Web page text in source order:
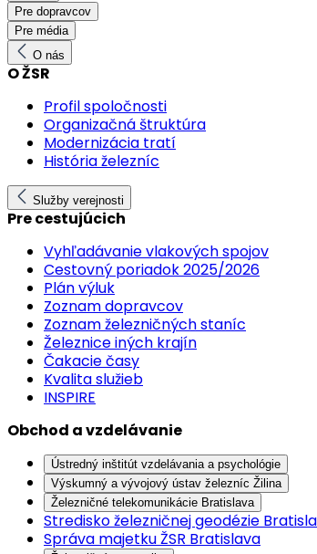
Pre dopravcov
Pre média
O nás
O ŽSR
Profil spoločnosti
Organizačná štruktúra
Modernizácia tratí
História železníc
Služby verejnosti
Pre cestujúcich
Vyhľadávanie vlakových spojov
Cestovný poriadok 2025/2026
Plán výluk
Zoznam dopravcov
Zoznam železničných staníc
Železnice iných krajín
Čakacie časy
Kvalita služieb
INSPIRE
Obchod a vzdelávanie
Ústredný inštitút vzdelávania a psychológie
Výskumný a vývojový ústav železníc Žilina
Železničné telekomunikácie Bratislava
Stredisko železničnej geodézie
Správa majetku ŽSR Bratislava